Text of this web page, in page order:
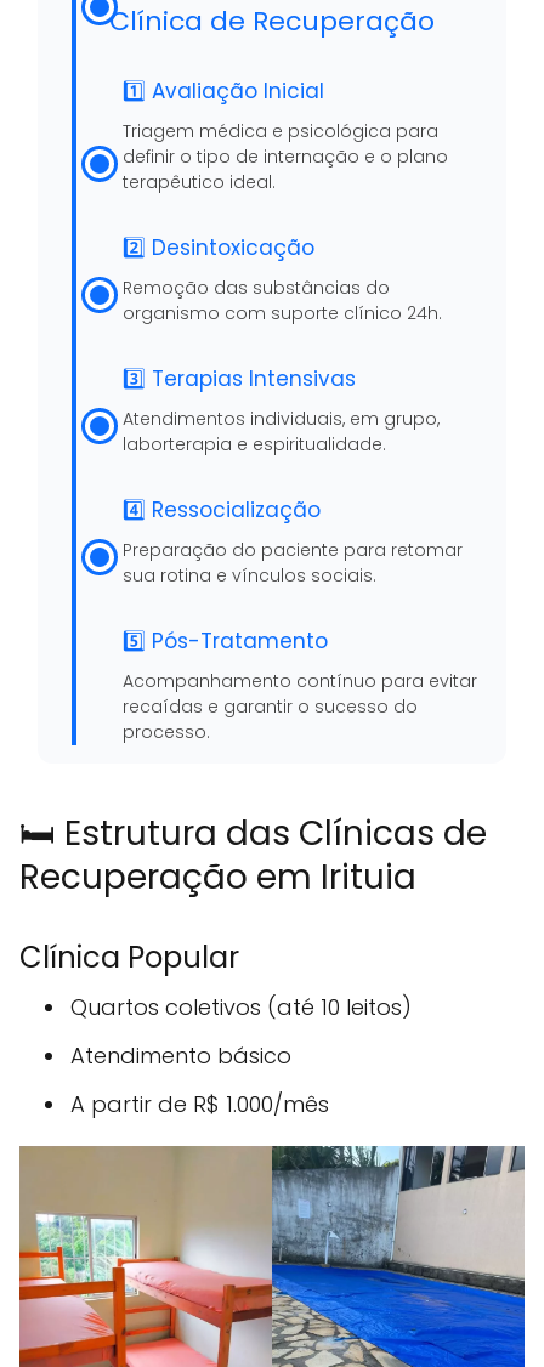
Clínica de Recuperação
1️⃣ Avaliação Inicial
Triagem médica e psicológica para
definir o tipo de internação e o plano
terapêutico ideal.
2️⃣ Desintoxicação
Remoção das substâncias do
organismo com suporte clínico 24h.
3️⃣ Terapias Intensivas
Atendimentos individuais, em grupo,
laborterapia e espiritualidade.
4️⃣ Ressocialização
Preparação do paciente para retomar
sua rotina e vínculos sociais.
5️⃣ Pós-Tratamento
Acompanhamento contínuo para evitar
recaídas e garantir o sucesso do
processo.
🛏️ Estrutura das Clínicas de
Recuperação em Irituia
Clínica Popular
Quartos coletivos (até 10 leitos)
Atendimento básico
A partir de R$ 1.000/mês